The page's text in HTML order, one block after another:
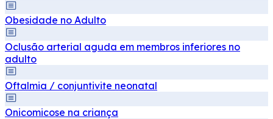
Obesidade no Adulto
Oclusão arterial aguda em membros inferiores no
adulto
Oftalmia / conjuntivite neonatal
Onicomicose na criança